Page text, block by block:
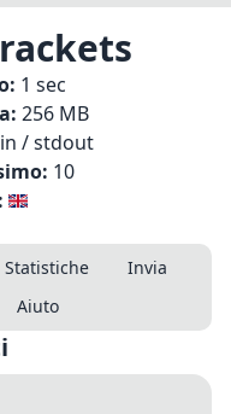
1 sec
256 MB
/ stdout
10
Statistiche
Invia
Aiuto